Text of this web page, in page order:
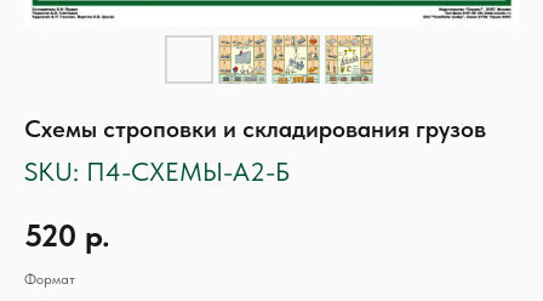
Схемы строповки и складирования грузов
SKU: П4-СХЕМЫ-А2-Б
520 р.
Формат